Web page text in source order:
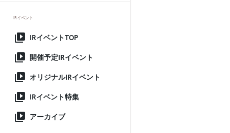
IRイベント
IRイベントTOP
開催予定IRイベント
オリジナルIRイベント
IRイベント特集
アーカイブ